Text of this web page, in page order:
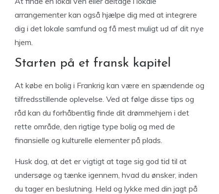
arrangementer kan også hjælpe dig med at integrere
dig i det lokale samfund og få mest muligt ud af dit nye
hjem.
Starten på et fransk kapitel
At købe en bolig i Frankrig kan være en spændende og
tilfredsstillende oplevelse. Ved at følge disse tips og
råd kan du forhåbentlig finde dit drømmehjem i det
rette område, den rigtige type bolig og med de
finansielle og kulturelle elementer på plads.
Husk dog, at det er vigtigt at tage sig god tid til at
undersøge og tænke igennem, hvad du ønsker, inden
du tager en beslutning. Held og lykke med din jagt på